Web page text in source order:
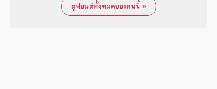
ดูฟอนต์ทั้งหมดของคนนี้ »